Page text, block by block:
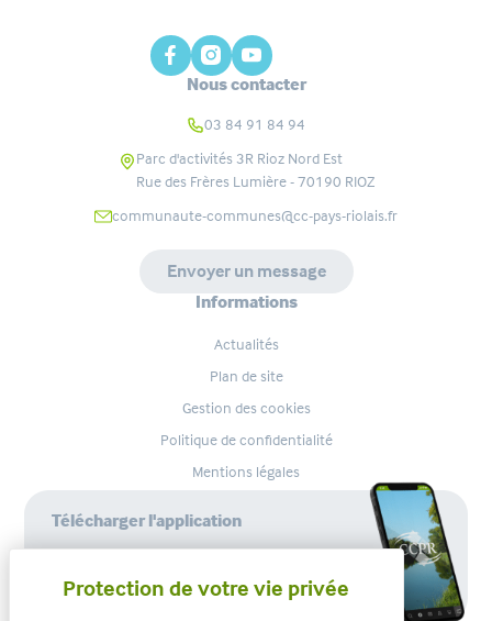
Nous contacter
03 84 91 84 94
Parc d'activités 3R Rioz Nord Est
Rue des Frères Lumière - 70190 RIOZ
communaute-communes@cc-pays-riolais.fr
Envoyer un message
Informations
Actualités
Plan de site
Gestion des cookies
Politique de confidentialité
Mentions légales
Télécharger l'application